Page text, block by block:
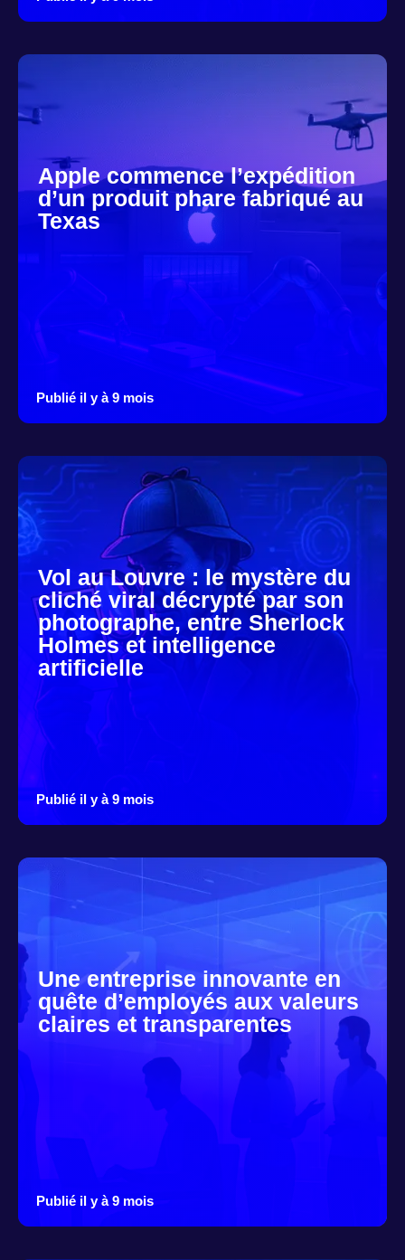
Apple commence l’expédition
d’un produit phare fabriqué au
Texas
Publié il y à 9 mois
Vol au Louvre : le mystère du
cliché viral décrypté par son
photographe, entre Sherlock
Holmes et intelligence
artificielle
Publié il y à 9 mois
Une entreprise innovante en
quête d’employés aux valeurs
claires et transparentes
Publié il y à 9 mois